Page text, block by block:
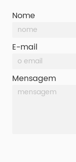
Nome
E-mail
Mensagem